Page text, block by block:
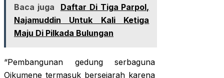
Baca juga
Daftar Di Tiga Parpol,
Najamuddin Untuk Kali Ketiga
Maju Di Pilkada Bulungan
“Pembangunan gedung serbaguna
Oikumene termasuk bersejarah karena